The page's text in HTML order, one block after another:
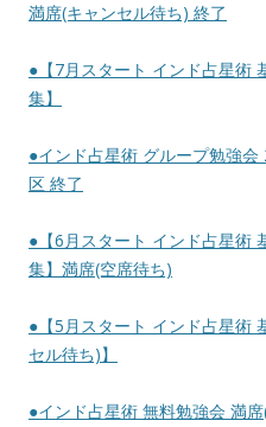
満席(キャンセル待ち) 終了
●【7月スタート インド占星術
集】
●インド占星術 グループ勉強
区 終了
●【6月スタート インド占星術
集】満席(空席待ち)
●【5月スタート インド占星術
セル待ち)】
●インド占星術 無料勉強会 満